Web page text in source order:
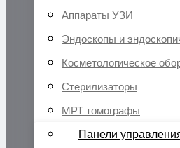
Аппараты УЗИ
Эндоскопы и
Косметологическое
Стерилизаторы
МРТ томографы
Панели